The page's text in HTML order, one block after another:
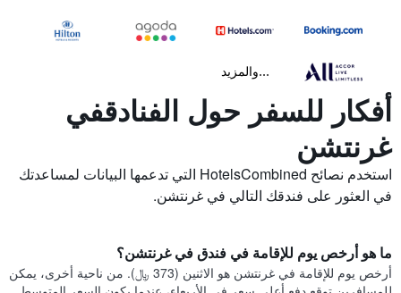
...والمزيد
أفكار للسفر حول الفنادقفي
غرنتشن
استخدم نصائح HotelsCombined التي تدعمها البيانات لمساعدتك
في العثور على فندقك التالي في غرنتشن.
ما هو أرخص يوم للإقامة في فندق في غرنتشن؟
أرخص يوم للإقامة في غرنتشن هو الاثنين (373 ﷼). من ناحية أخرى، يمكن